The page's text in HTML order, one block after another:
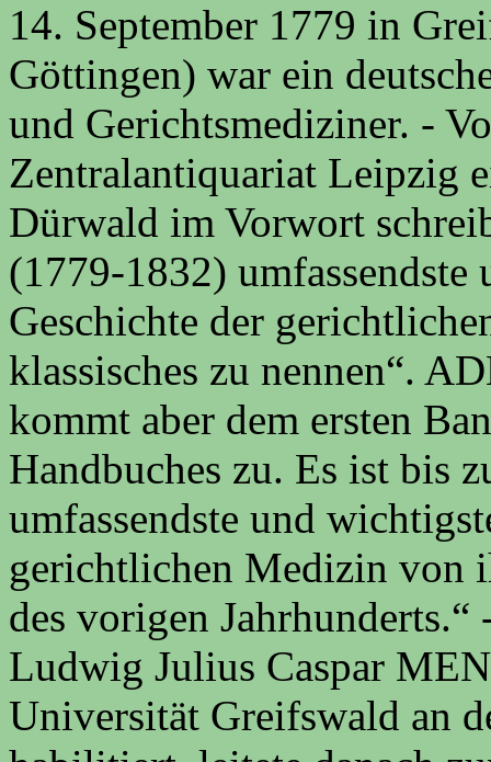
14. September 1779 in
Göttingen) war ein
und Gerichtsmediziner. -
Zentralantiquariat Leipzig
Dürwald im Vorwort
(1779-1832)
Geschichte der
klassisches zu nennen“.
kommt aber dem ersten
Handbuches zu. Es ist bis
umfassendste und
gerichtlichen Medizin von
des vorigen
Ludwig Julius Caspar
Universität Greifswald an